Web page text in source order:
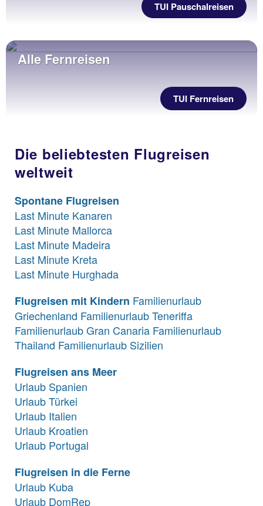
TUI Pauschalreisen
Alle Fernreisen
TUI Fernreisen
Die beliebtesten Flugreisen
weltweit
Spontane Flugreisen
Last Minute Kanaren
Last Minute Mallorca
Last Minute Madeira
Last Minute Kreta
Last Minute Hurghada
Flugreisen mit Kindern Familienurlaub
Griechenland Familienurlaub Teneriffa
Familienurlaub Gran Canaria Familienurlaub
Thailand Familienurlaub Sizilien
Flugreisen ans Meer
Urlaub Spanien
Urlaub Türkei
Urlaub Italien
Urlaub Kroatien
Urlaub Portugal
Flugreisen in die Ferne
Urlaub Kuba
Urlaub DomRep